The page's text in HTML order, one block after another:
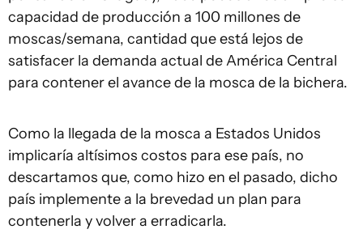
capacidad de producción a 100 millones de
moscas/semana, cantidad que está lejos de
satisfacer la demanda actual de América Central
para contener el avance de la mosca de la bichera.
Como la llegada de la mosca a Estados Unidos
implicaría altísimos costos para ese país, no
descartamos que, como hizo en el pasado, dicho
país implemente a la brevedad un plan para
contenerla y volver a erradicarla.